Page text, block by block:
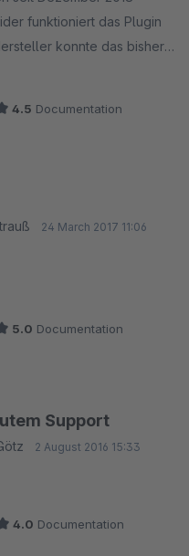
funktioniert das Plugin
konnte das bisher
bringen. Falls das
4.5 Documentation
24 March 2017 11:06
5.0 Documentation
Support
2 August 2016 15:33
4.0 Documentation